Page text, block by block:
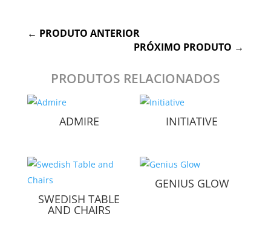
← PRODUTO ANTERIOR
PRÓXIMO PRODUTO →
PRODUTOS RELACIONADOS
ADMIRE INITIATIVE
SWEDISH TABLE
AND CHAIRS
GENIUS GLOW